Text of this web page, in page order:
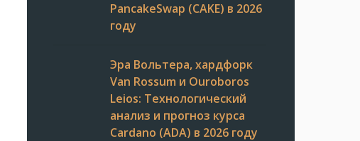
PancakeSwap (CAKE) в 2026
году
Эра Вольтера, хардфорк
Van Rossum и Ouroboros
Leios: Технологический
анализ и прогноз курса
Cardano (ADA) в 2026 году